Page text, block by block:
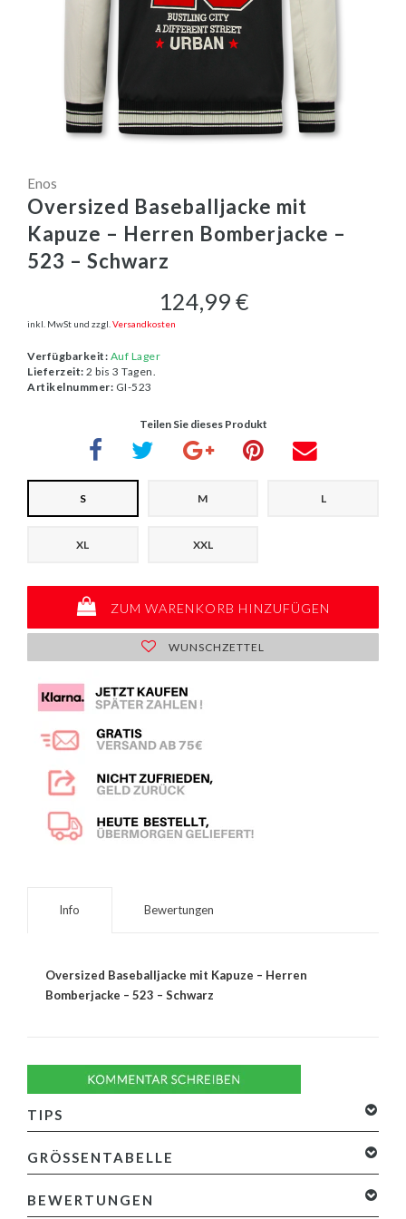
Enos
Oversized Baseballjacke mit
Kapuze – Herren Bomberjacke –
523 – Schwarz
124,99 €
inkl. MwSt und zzgl. Versandkosten
Verfügbarkeit: Auf Lager
Lieferzeit: 2 bis 3 Tagen.
Artikelnummer: GI-523
Teilen Sie dieses Produkt
S M L
XL XXL
ZUM WARENKORB HINZUFÜGEN
WUNSCHZETTEL
Info Bewertungen
Oversized Baseballjacke mit Kapuze – Herren
Bomberjacke – 523 – Schwarz
TIPS
GRÖSSENTABELLE
BEWERTUNGEN